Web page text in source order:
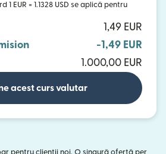
EUR = 1.1328 USD se aplică pentru
1,49 EUR
-1,49 EUR
1.000,00 EUR
acest curs valutar
pentru clienții noi. O singură ofertă per